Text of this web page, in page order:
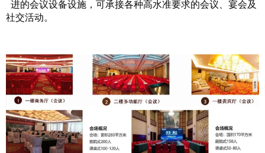
进的会议设备设施，可承接各种高水准要求的会议、宴会及
社交活动。